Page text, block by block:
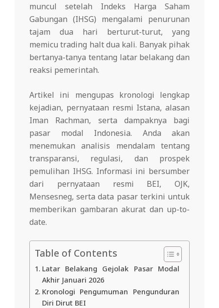
muncul setelah Indeks Harga Saham
Gabungan (IHSG) mengalami penurunan
tajam dua hari berturut-turut, yang
memicu trading halt dua kali. Banyak pihak
bertanya-tanya tentang latar belakang dan
reaksi pemerintah.
Artikel ini mengupas kronologi lengkap
kejadian, pernyataan resmi Istana, alasan
Iman Rachman, serta dampaknya bagi
pasar modal Indonesia. Anda akan
menemukan analisis mendalam tentang
transparansi, regulasi, dan prospek
pemulihan IHSG. Informasi ini bersumber
dari pernyataan resmi BEI, OJK,
Mensesneg, serta data pasar terkini untuk
memberikan gambaran akurat dan up-to-
date.
Table of Contents
Latar Belakang Gejolak Pasar Modal
Akhir Januari 2026
Kronologi Pengumuman Pengunduran
Diri Dirut BEI